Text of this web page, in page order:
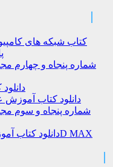
کتاب شبکه های
شماره پنجاه و چهارم
دانلود کتاب
شماره پنجاه و سوم
دانلود کتاب آموزش نرم افزار سه بعدی سازی 3D MAX